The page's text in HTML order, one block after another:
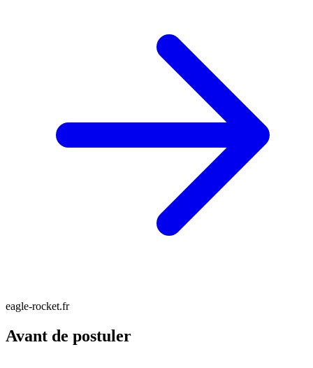
eagle-rocket.fr
Avant de postuler